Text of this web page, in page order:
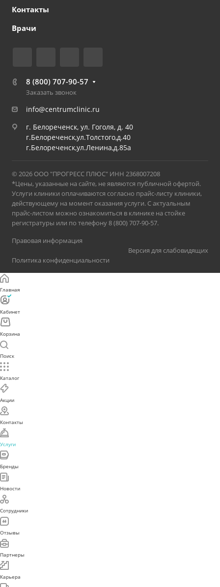
Контакты
Врачи
8 (800) 707-90-57
Заказать звонок
info@centrumclinic.ru
г. Белореченск, ул. Гоголя, д. 40
г.Белореченск,ул.Толстого,д.40
г.Белореченск,ул.Ленина,д.85а
© 2026 ООО "ПРОГРЕСС ПЛЮС" ИНН 2368007208
*Цены, указанные на сайте, не являются публичной офертой.
Услуги клиники оплачиваются согласно прайс-листу клиники,
действующему на момент оказания услуги. С актуальным
прайс-листом можно ознакомиться в клинике на стойке
регистратуры или по телефону 8 (800) 707-90-57.
Правовая информация
Политика конфиденциальности
Версия для слабовидящих
Главная
Кабинет
Корзина
Поиск
Каталог
Акции
Контакты
Услуги
Бренды
Новости
Сотрудники
Отзывы
Партнеры
Карьера